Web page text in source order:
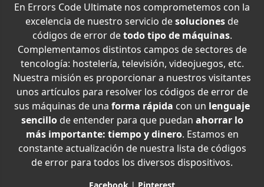
En Errors Code Ultimate nos comprometemos con la
excelencia de nuestro servicio desoluciones de
códigos de error detodo tipo de máquinas.
Complementamos distintos campos de sectores de
tencología: hostelería, televisión, videojuegos, etc.
Nuestra misión es proporcionar a nuestros visitantes
unos artículos para resolver los códigos de error de
sus máquinas de una forma rápida con un lenguaje
sencillode entender para que puedan ahorrar lo
más importante: tiempo y dinero. Estamos en
constante actualización de nuestra lista de códigos
de error para todos los diversos dispositivos.